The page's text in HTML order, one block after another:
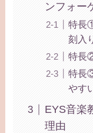
ンフォー
特長
刻入
特長
特長
やす
EYS音楽
理由